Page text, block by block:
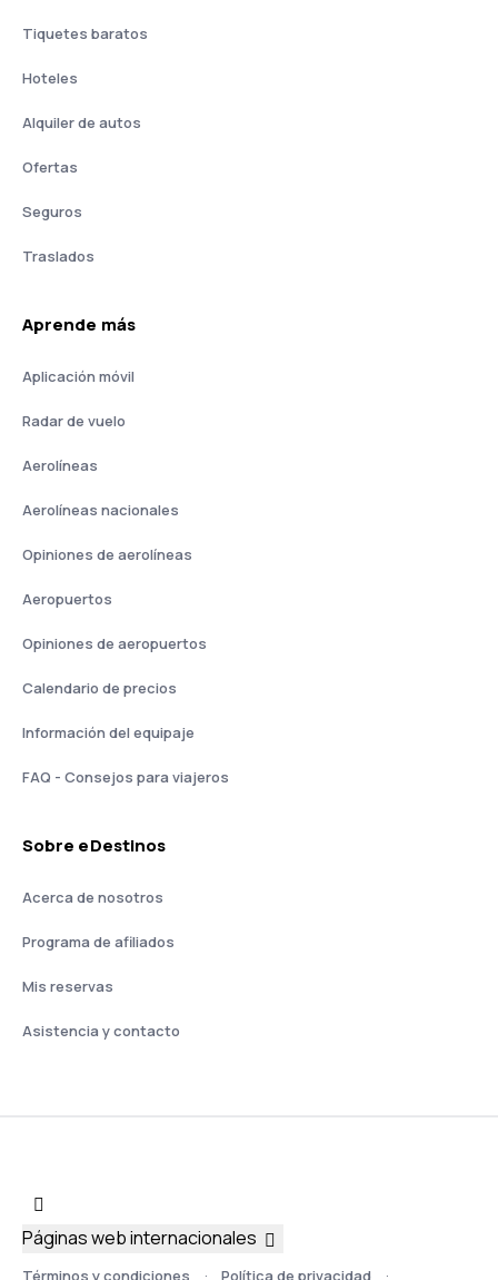
Tiquetes baratos
Hoteles
Alquiler de autos
Ofertas
Seguros
Traslados
Aprende más
Aplicación móvil
Radar de vuelo
Aerolíneas
Aerolíneas nacionales
Opiniones de aerolíneas
Aeropuertos
Opiniones de aeropuertos
Calendario de precios
Información del equipaje
FAQ - Consejos para viajeros
Sobre eDestinos
Acerca de nosotros
Programa de afiliados
Mis reservas
Asistencia y contacto
Términos y condiciones Política de privacidad
Páginas web internacionales